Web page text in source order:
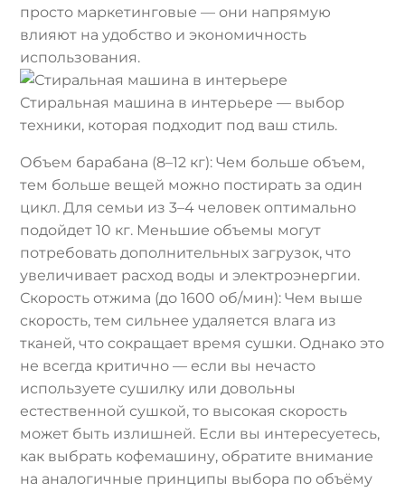
просто маркетинговые — они напрямую
влияют на удобство и экономичность
использования.
Стиральная машина в интерьере — выбор
техники, которая подходит под ваш стиль.
Объем барабана (8–12 кг): Чем больше объем,
тем больше вещей можно постирать за один
цикл. Для семьи из 3–4 человек оптимально
подойдет 10 кг. Меньшие объемы могут
потребовать дополнительных загрузок, что
увеличивает расход воды и электроэнергии.
Скорость отжима (до 1600 об/мин): Чем выше
скорость, тем сильнее удаляется влага из
тканей, что сокращает время сушки. Однако это
не всегда критично — если вы нечасто
используете сушилку или довольны
естественной сушкой, то высокая скорость
может быть излишней. Если вы интересуетесь,
как выбрать кофемашину, обратите внимание
на аналогичные принципы выбора по объёму